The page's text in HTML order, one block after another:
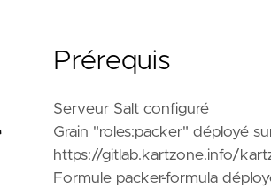
Prérequis
Serveur Salt configuré
Grain "roles:packer" déployé
https://gitlab.kartzone.info/
Formule packer-formula